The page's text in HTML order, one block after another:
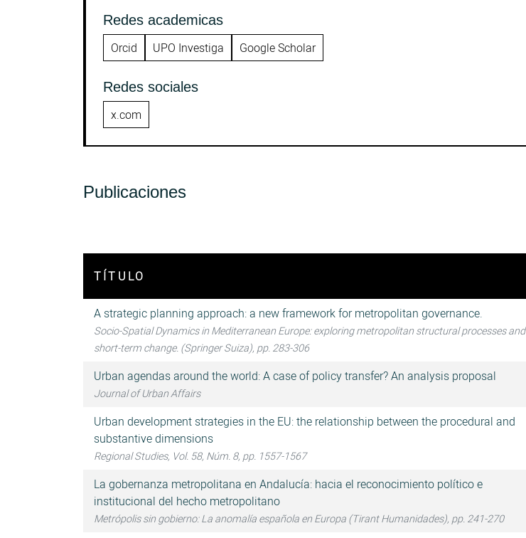
Redes academicas
Orcid
UPO Investiga Google Scholar
Redes sociales
x.com
Publicaciones
TÍTULO
A strategic planning approach: a new framework for metropolitan governance.
Socio-Spatial Dynamics in Mediterranean Europe: exploring metropolitan structural processes and
short-term change. (Springer Suiza), pp. 283-306
Urban agendas around the world: A case of policy transfer? An analysis proposal
Journal of Urban Affairs
Urban development strategies in the EU: the relationship between the procedural and
substantive dimensions
Regional Studies, Vol. 58, Núm. 8, pp. 1557-1567
La gobernanza metropolitana en Andalucía: hacia el reconocimiento político e
institucional del hecho metropolitano
Metrópolis sin gobierno: La anomalía española en Europa (Tirant Humanidades), pp. 241-270